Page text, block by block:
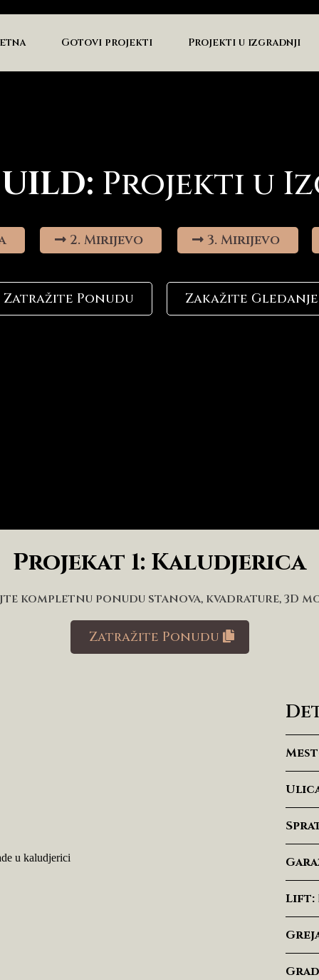
Gotovi projekti Projekti u izgradnji
Projekti u
2. Mirijevo 3. Mirijevo
Zatražite Ponudu Zakažite Gledanje
Projekat 1: Kaludjerica
kompletnu ponudu stanova, kvadrature, 3D
Zatražite Ponudu
Lift: